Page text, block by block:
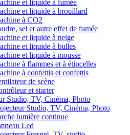
et liquide à fumée
et liquide à brouillard
à CO2
sel et autre effet de fumée
et liquide à neige
et liquide à bulles
et liquide à mousse
à flammes et à étincelles
à confettis et confettis
de scène
et starter
Studio, TV, Cinéma, Photo
Studio, TV, Cinéma, Photo
lumière continue
Led